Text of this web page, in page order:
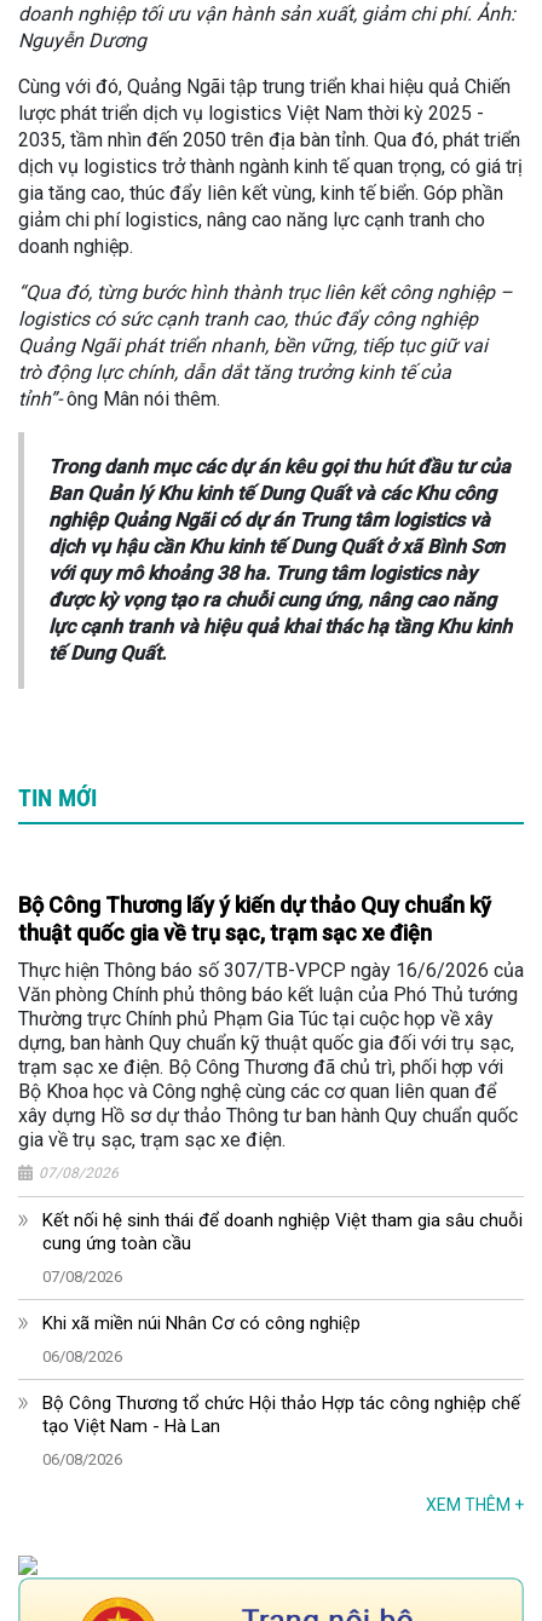
doanh nghiệp tối ưu vận hành sản xuất, giảm chi phí. Ảnh:
Nguyễn Dương
Cùng với đó, Quảng Ngãi tập trung triển khai hiệu quả Chiến
lược phát triển dịch vụ logistics Việt Nam thời kỳ 2025 -
2035, tầm nhìn đến 2050 trên địa bàn tỉnh. Qua đó, phát triển
dịch vụ logistics trở thành ngành kinh tế quan trọng, có giá trị
gia tăng cao, thúc đẩy liên kết vùng, kinh tế biển. Góp phần
giảm chi phí logistics, nâng cao năng lực cạnh tranh cho
doanh nghiệp.
“Qua đó, từng bước hình thành trục liên kết công nghiệp –
logistics có sức cạnh tranh cao, thúc đẩy công nghiệp
Quảng Ngãi phát triển nhanh, bền vững, tiếp tục giữ vai
trò động lực chính, dẫn dắt tăng trưởng kinh tế của
tỉnh”-ông Mân nói thêm.
Trong danh mục các dự án kêu gọi thu hút đầu tư của
Ban Quản lý Khu kinh tế Dung Quất và các Khu công
nghiệp Quảng Ngãi có dự án Trung tâm logistics và
dịch vụ hậu cần Khu kinh tế Dung Quất ở xã Bình Sơn
với quy mô khoảng 38 ha. Trung tâm logistics này
được kỳ vọng tạo ra chuỗi cung ứng, nâng cao năng
lực cạnh tranh và hiệu quả khai thác hạ tầng Khu kinh
tế Dung Quất.
TIN MỚI
Bộ Công Thương lấy ý kiến dự thảo Quy chuẩn kỹ
thuật quốc gia về trụ sạc, trạm sạc xe điện
Thực hiện Thông báo số 307/TB-VPCP ngày 16/6/2026 của
Văn phòng Chính phủ thông báo kết luận của Phó Thủ tướng
Thường trực Chính phủ Phạm Gia Túc tại cuộc họp về xây
dựng, ban hành Quy chuẩn kỹ thuật quốc gia đối với trụ sạc,
trạm sạc xe điện. Bộ Công Thương đã chủ trì, phối hợp với
Bộ Khoa học và Công nghệ cùng các cơ quan liên quan để
xây dựng Hồ sơ dự thảo Thông tư ban hành Quy chuẩn quốc
gia về trụ sạc, trạm sạc xe điện.
07/08/2026
Kết nối hệ sinh thái để doanh nghiệp Việt tham gia sâu chuỗi
cung ứng toàn cầu
07/08/2026
Khi xã miền núi Nhân Cơ có công nghiệp
06/08/2026
Bộ Công Thương tổ chức Hội thảo Hợp tác công nghiệp chế
tạo Việt Nam - Hà Lan
06/08/2026
XEM THÊM +